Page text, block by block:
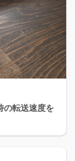
の転送速度を